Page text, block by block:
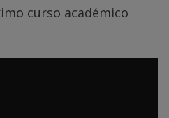
curso académico